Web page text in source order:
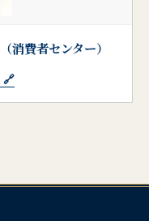
消費者センター）
🔗